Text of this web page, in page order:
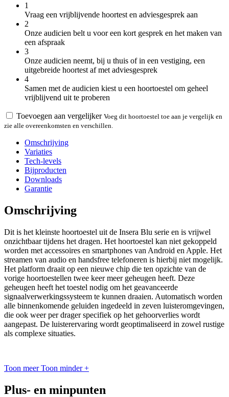
1
Vraag een vrijblijvende hoortest en adviesgesprek aan
2
Onze audicien belt u voor een kort gesprek en het maken van
een afspraak
3
Onze audicien neemt, bij u thuis of in een vestiging, een
uitgebreide hoortest af met adviesgesprek
4
Samen met de audicien kiest u een hoortoestel om geheel
vrijblijvend uit te proberen
Toevoegen aan vergelijker Voeg dit hoortoestel toe aan je vergelijk en
zie alle overeenkomsten en verschillen.
Omschrijving
Variaties
Tech-levels
Bijproducten
Downloads
Garantie
Omschrijving
Dit is het kleinste hoortoestel uit de Insera Blu serie en is vrijwel
onzichtbaar tijdens het dragen. Het hoortoestel kan niet gekoppeld
worden met accessoires en smartphones van Android en Apple. Het
streamen van audio en handsfree telefoneren is hierbij niet mogelijk.
Het platform draait op een nieuwe chip die ten opzichte van de
vorige hoortoestellen twee keer meer geheugen heeft. Deze
geheugen heeft het toestel nodig om het geavanceerde
signaalverwerkingssysteem te kunnen draaien. Automatisch worden
alle binnenkomende geluiden ingedeeld in zeven luisteromgevingen,
die ook weer per drager specifiek op het gehoorverlies wordt
aangepast. De luisterervaring wordt geoptimaliseerd in zowel rustige
als complexe situaties.
Toon meer Toon minder +
Plus- en minpunten